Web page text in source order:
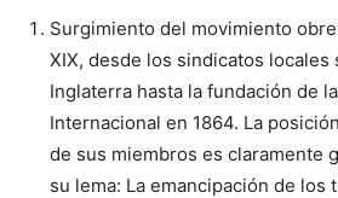
Surgimiento del movimiento
XIX, desde los sindicatos locales
Inglaterra hasta la fundación de
Internacional en 1864. La
de sus miembros es claramente
su lema: La emancipación de los